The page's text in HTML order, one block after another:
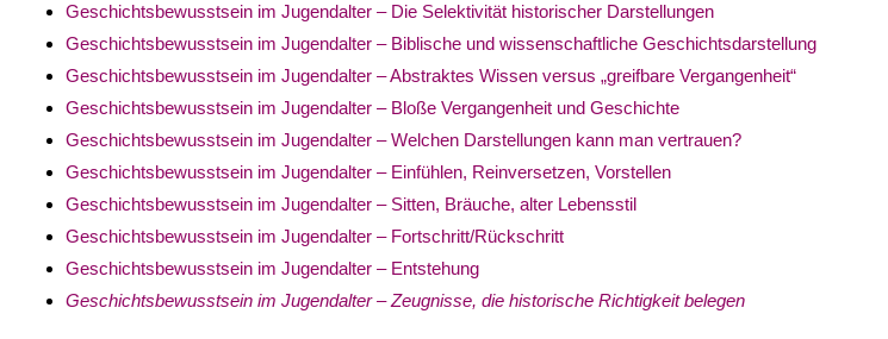
Geschichtsbewusstsein im Jugendalter – Die Selektivität historischer Darstellungen
Geschichtsbewusstsein im Jugendalter – Biblische und wissenschaftliche Geschichtsdarstellung
Geschichtsbewusstsein im Jugendalter – Abstraktes Wissen versus „greifbare Vergangenheit“
Geschichtsbewusstsein im Jugendalter – Bloße Vergangenheit und Geschichte
Geschichtsbewusstsein im Jugendalter – Welchen Darstellungen kann man vertrauen?
Geschichtsbewusstsein im Jugendalter – Einfühlen, Reinversetzen, Vorstellen
Geschichtsbewusstsein im Jugendalter – Sitten, Bräuche, alter Lebensstil
Geschichtsbewusstsein im Jugendalter – Fortschritt/Rückschritt
Geschichtsbewusstsein im Jugendalter – Entstehung
Geschichtsbewusstsein im Jugendalter – Zeugnisse, die historische Richtigkeit belegen